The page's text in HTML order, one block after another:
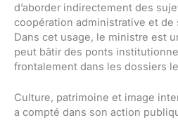
d’aborder indirectement des
coopération administrative et de
Dans cet usage, le ministre est
peut bâtir des ponts
frontalement dans les dossiers
Culture, patrimoine et image
a compté dans son action